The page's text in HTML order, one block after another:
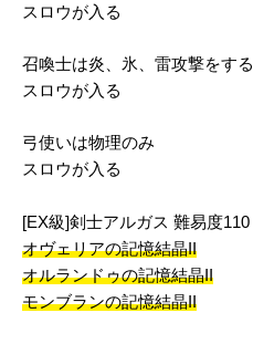
スロウが入る
召喚士は炎、氷、雷攻撃をする
スロウが入る
弓使いは物理のみ
スロウが入る
[EX級]剣士アルガス 難易度110
オヴェリアの記憶結晶II
オルランドゥの記憶結晶II
モンブランの記憶結晶II